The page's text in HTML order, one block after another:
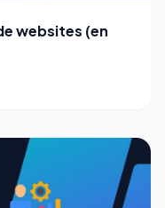
websites (en